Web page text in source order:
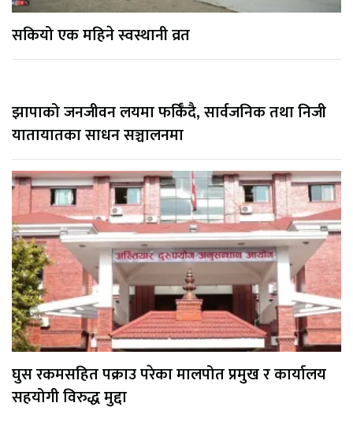
सकियो एक महिने स्वस्थानी व्रत
झापाको जनजीवन लयमा फर्किँदै, सार्वजनिक तथा निजी
यातायातका साधन सञ्चालनमा
घुस रकमसहित पक्राउ परेका मालपोत प्रमुख र कार्यालय
सहयोगी विरुद्ध मुद्दा